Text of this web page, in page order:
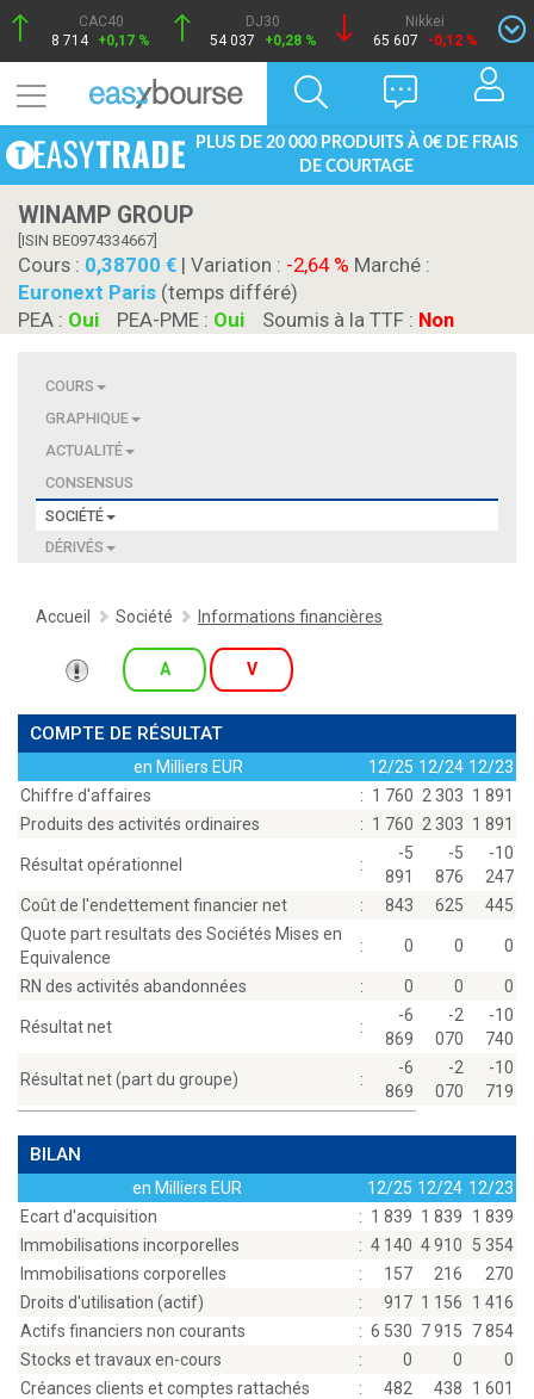
CAC40
8 714 +0,17 %
DJ30
54 037
+0,28 %
Nikkei
65 607
-0,12 %
PLUS DE 20 000 PRODUITS À 0€ DE FRAIS
DE COURTAGE
WINAMP GROUP
[ISIN BE0974334667]
Cours : 0,38700 | Variation : -2,64 % Marché :
Euronext Paris (temps différé)
PEA : Oui PEA-PME : Oui Soumis à la TTF : Non
COURS
GRAPHIQUE
ACTUALITÉ
CONSENSUS
SOCIÉTÉ
DÉRIVÉS
Accueil Société Informations financières
A V
COMPTE DE RÉSULTAT
en Milliers EUR 12/25 12/24 12/23
Chiffre d'affaires
: 1 760 2 303 1 891
Produits des activités ordinaires
: 1 760 2 303 1 891
Résultat opérationnel :
-5
891
-5
876
-10
247
Coût de l'endettement financier net
: 843 625
445
Quote part resultats des Sociétés Mises en
Equivalence
: 0 0 0
RN des activités abandonnées : 0 0 0
Résultat net :
-6
869
-2
070
-10
740
Résultat net (part du groupe) :
-6
869
-2
070
-10
719
BILAN
en Milliers EUR 12/25 12/24 12/23
Ecart d'acquisition
: 1 839 1 839
1 839
Immobilisations incorporelles
: 4 140 4 910
5 354
Immobilisations corporelles
: 157 216
270
Droits d'utilisation (actif)
: 917 1 156
1 416
Actifs financiers non courants
: 6 530 7 915
7 854
Stocks et travaux en-cours
: 0 0
0
Créances clients et comptes rattachés
: 482 438
1 601